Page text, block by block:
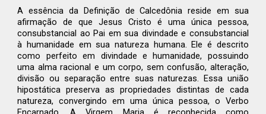
A essência da Definição de Calcedônia reside em sua
afirmação de que Jesus Cristo é uma única pessoa,
consubstancial ao Pai em sua divindade e consubstancial
à humanidade em sua natureza humana. Ele é descrito
como perfeito em divindade e humanidade, possuindo
uma alma racional e um corpo, sem confusão, alteração,
divisão ou separação entre suas naturezas. Essa união
hipostática preserva as propriedades distintas de cada
natureza, convergindo em uma única pessoa, o Verbo